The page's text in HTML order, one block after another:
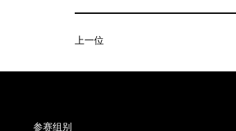
上一位
参赛组别